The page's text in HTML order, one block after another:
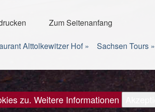
Zum Seitenanfang
Alttolkewitzer Hof » Sachsen Tours »
zu. Weitere Informationen